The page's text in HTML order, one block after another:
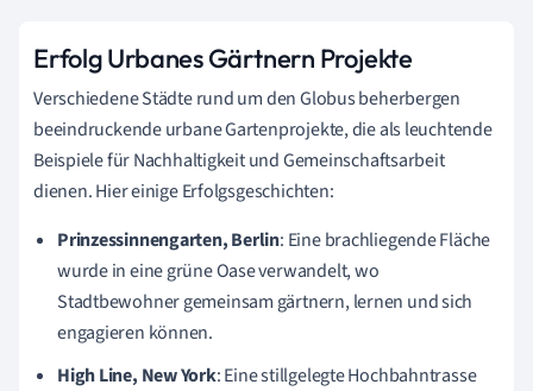
Erfolg Urbanes Gärtnern Projekte
Verschiedene Städte rund um den Globus beherbergen
beeindruckende urbane Gartenprojekte, die als leuchtende
Beispiele für Nachhaltigkeit und Gemeinschaftsarbeit
dienen. Hier einige Erfolgsgeschichten:
Prinzessinnengarten, Berlin: Eine brachliegende Fläche
wurde in eine grüne Oase verwandelt, wo
Stadtbewohner gemeinsam gärtnern, lernen und sich
engagieren können.
High Line, New York: Eine stillgelegte Hochbahntrasse